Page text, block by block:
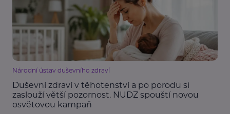
Národní ústav duševního zdraví
Duševní zdraví v těhotenství a po porodu si
zaslouží větší pozornost. NUDZ spouští novou
osvětovou kampaň